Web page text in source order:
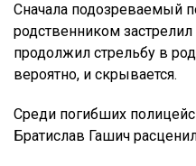
Сначала подозреваемый
родственником застрелил
продолжил стрельбу в
вероятно, и скрывается.
Среди погибших
Братислав Гашич